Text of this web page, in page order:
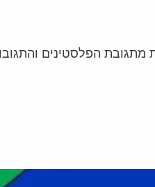
מתגובת הפלסטינים